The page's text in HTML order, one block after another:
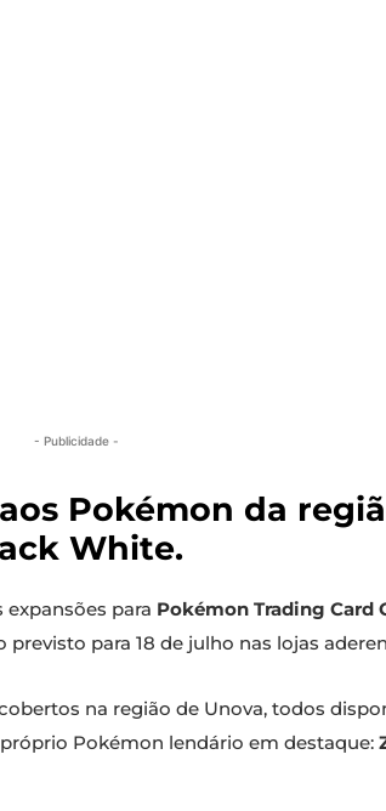
- Publicidade -
Pokémon da
White.
para Pokémon Trading Card
previsto para 18 de julho nas lojas
na região de Unova, todos
Pokémon lendário em destaque: